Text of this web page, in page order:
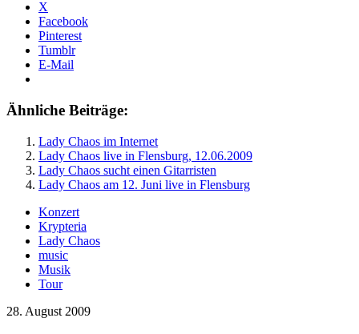
X
Facebook
Pinterest
Tumblr
E-Mail
Ähnliche Beiträge:
Lady Chaos im Internet
Lady Chaos live in Flensburg, 12.06.2009
Lady Chaos sucht einen Gitarristen
Lady Chaos am 12. Juni live in Flensburg
Konzert
Krypteria
Lady Chaos
music
Musik
Tour
28. August 2009